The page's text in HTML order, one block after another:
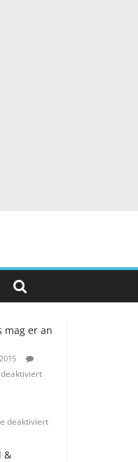
mag er an
deaktiviert
&